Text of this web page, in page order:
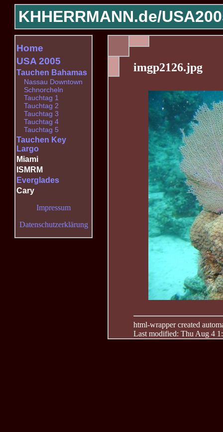
KHHERRMANN.de/
imgp2126.jpg
html-wrapper created
Last modified: Thu Aug 4
Home
USA 2005
Tauchen Bahamas
Nassau Downtown
Schnorcheln
Tauchtag 1
Tauchtag 2
Tauchtag 3
Tauchtag 4
Tauchtag 5
Tauchen Key
Largo
Miami
ISMRM
Everglades
Cary
Impressum
Datenschutzerklärung